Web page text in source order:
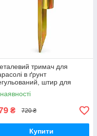
тримач для
в ґрунт
штир для
парасолі з
₴ 720 ₴
Купити